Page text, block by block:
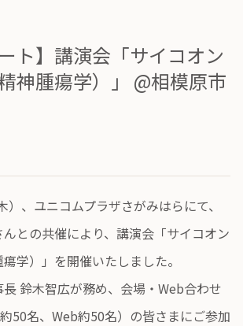
ト】講演会「サイコオン
神腫瘍学）」 @相模原市
、ユニコムプラザさがみはらにて、
との共催により、講演会「サイコオン
学）」を開催いたしました。
鈴木智広が務め、会場・Web合わせ
50名、Web約50名）の皆さまにご参加